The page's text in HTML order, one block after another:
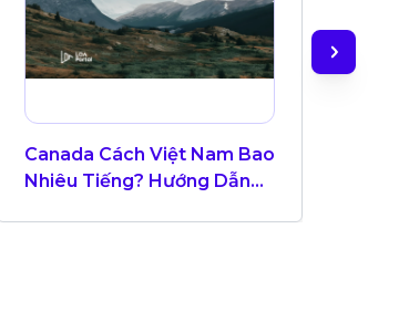
Canada Cách Việt Nam Bao
Nhiêu Tiếng? Hướng Dẫn